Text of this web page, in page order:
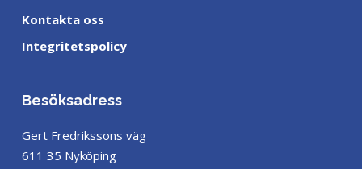
Kontakta oss
Integritetspolicy
Besöksadress
Gert Fredrikssons väg
611 35 Nyköping